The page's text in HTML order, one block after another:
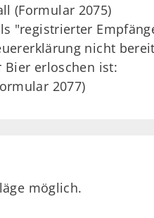
(Formular 2075)
"registrierter
nicht
Bier erloschen ist:
2077)
möglich.